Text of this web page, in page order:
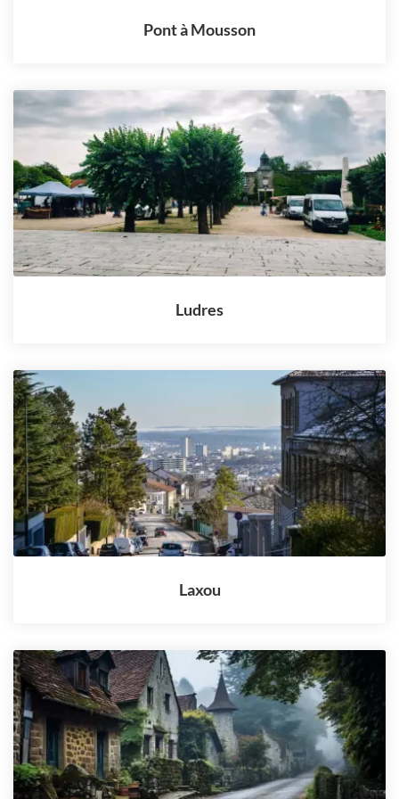
Pont à Mousson
Ludres
Laxou